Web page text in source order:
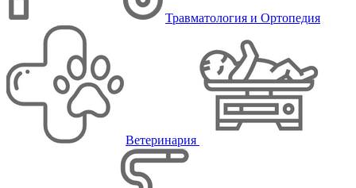
Травматология и Ортопедия
Ветеринария